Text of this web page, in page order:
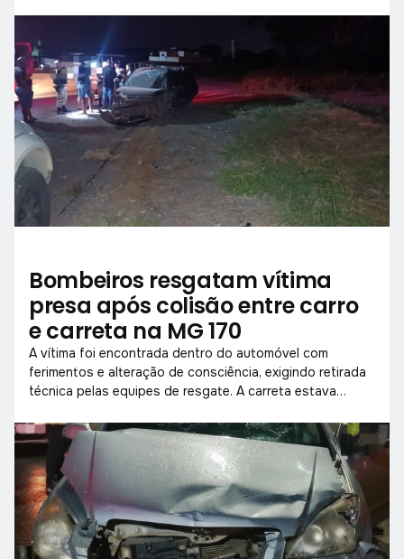
Bombeiros resgatam vítima
presa após colisão entre carro
e carreta na MG 170
A vítima foi encontrada dentro do automóvel com
ferimentos e alteração de consciência, exigindo retirada
técnica pelas equipes de resgate. A carreta estava
normalmente no momento do atendimento.